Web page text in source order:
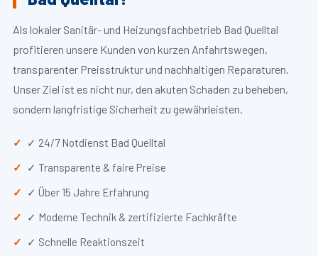
Als lokaler Sanitär- und Heizungsfachbetrieb Bad Quelltal
profitieren unsere Kunden von kurzen Anfahrtswegen,
transparenter Preisstruktur und nachhaltigen Reparaturen.
Unser Ziel ist es nicht nur, den akuten Schaden zu beheben,
sondern langfristige Sicherheit zu gewährleisten.
✓ 24/7 Notdienst Bad Quelltal
✓ Transparente & faire Preise
✓ Über 15 Jahre Erfahrung
✓ Moderne Technik & zertifizierte Fachkräfte
✓ Schnelle Reaktionszeit